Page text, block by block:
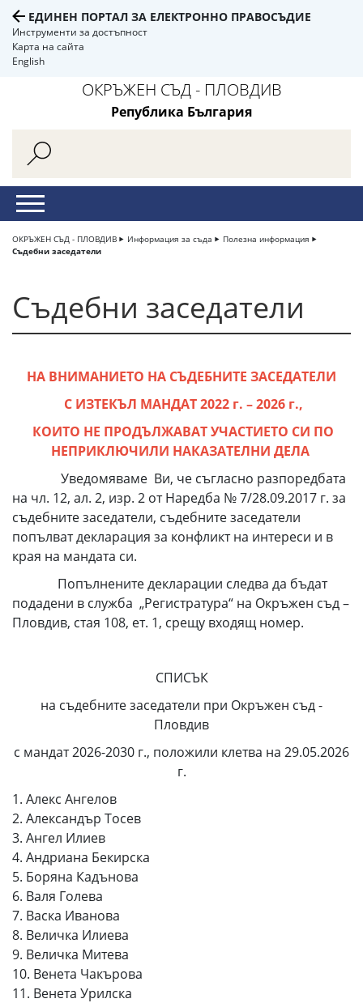
ЕДИНЕН ПОРТАЛ ЗА ЕЛЕКТРОННО ПРАВОСЪДИЕ
Инструменти за достъпност
Карта на сайта
English
ОКРЪЖЕН СЪД - ПЛОВДИВ
Република България
ОКРЪЖЕН СЪД - ПЛОВДИВ Информация за съда
Полезна информация
Съдебни заседатели
Съдебни заседатели
НА ВНИМАНИЕТО НА СЪДЕБНИТЕ ЗАСЕДАТЕЛИ
С ИЗТЕКЪЛ МАНДАТ 2022 г. – 2026 г.,
КОИТО НЕ ПРОДЪЛЖАВАТ УЧАСТИЕТО СИ ПО
НЕПРИКЛЮЧИЛИ НАКАЗАТЕЛНИ ДЕЛА
Уведомяваме Ви, че съгласно разпоредбата
на чл. 12, ал. 2, изр. 2 от Наредба № 7/28.09.2017 г. за
съдебните заседатели, съдебните заседатели
попълват декларация за конфликт на интереси и в
края на мандата си.
Попълнените декларации следва да бъдат
подадени в служба „Регистратура“ на Окръжен съд –
Пловдив, стая 108, ет. 1, срещу входящ номер.
СПИСЪК
на съдебните заседатели при Окръжен съд -
Пловдив
с мандат 2026-2030 г., положили клетва на 29.05.2026
г.
1. Алекс Ангелов
2. Александър Тосев
3. Ангел Илиев
4. Андриана Бекирска
5. Боряна Кадънова
6. Валя Голева
7. Васка Иванова
8. Величка Илиева
9. Величка Митева
10. Венета Чакърова
11. Венета Урилска